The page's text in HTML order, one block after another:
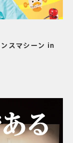
スマシーン in